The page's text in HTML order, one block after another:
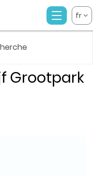
fr
Grootpark